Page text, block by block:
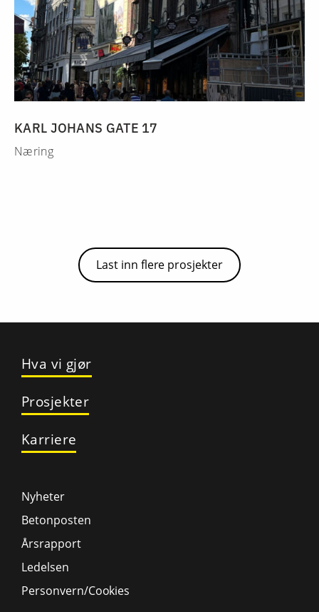
KARL JOHANS GATE 17
Næring
Last inn flere prosjekter
Hva vi gjør
Prosjekter
Karriere
Nyheter
Betonposten
Årsrapport
Ledelsen
Personvern/Cookies